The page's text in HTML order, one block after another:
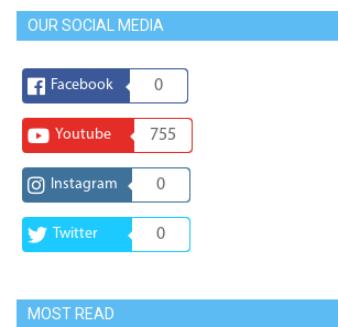
OUR SOCIAL MEDIA
Facebook 0
Youtube 755
Instagram 0
Twitter 0
MOST READ